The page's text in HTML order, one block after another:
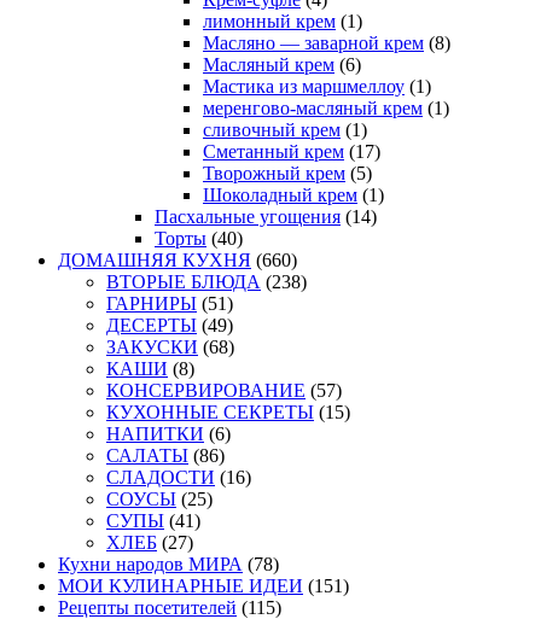
лимонный крем (1)
Масляно — заварной крем (8)
Масляный крем (6)
Мастика из маршмеллоу (1)
меренгово-масляный крем (1)
сливочный крем (1)
Сметанный крем (17)
Творожный крем (5)
Шоколадный крем (1)
Пасхальные угощения (14)
Торты (40)
ДОМАШНЯЯ КУХНЯ (660)
ВТОРЫЕ БЛЮДА (238)
ГАРНИРЫ (51)
ДЕСЕРТЫ (49)
ЗАКУСКИ (68)
КАШИ (8)
КОНСЕРВИРОВАНИЕ (57)
КУХОННЫЕ СЕКРЕТЫ (15)
НАПИТКИ (6)
САЛАТЫ (86)
СЛАДОСТИ (16)
СОУСЫ (25)
СУПЫ (41)
ХЛЕБ (27)
Кухни народов МИРА (78)
МОИ КУЛИНАРНЫЕ ИДЕИ (151)
Рецепты посетителей (115)